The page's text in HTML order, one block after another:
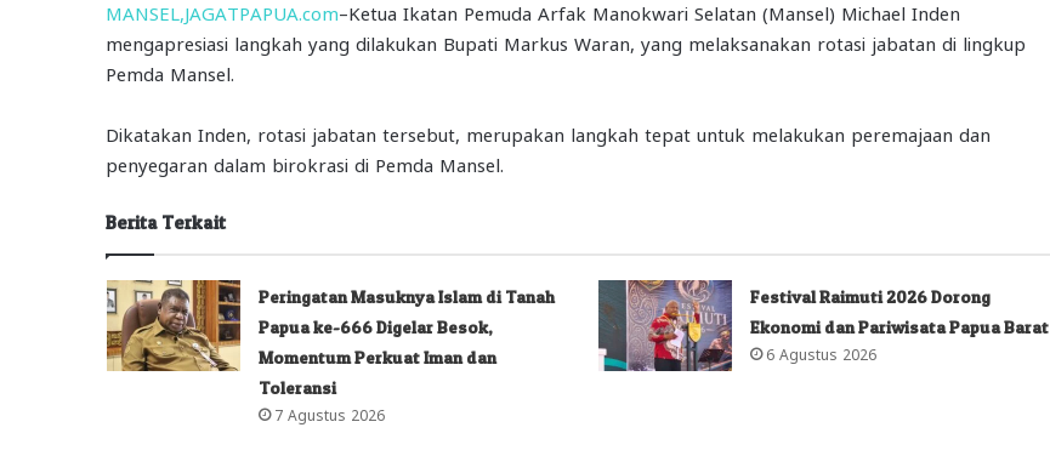
MANSEL,JAGATPAPUA.com–Ketua Ikatan Pemuda Arfak Manokwari Selatan (Mansel) Michael Inden
mengapresiasi langkah yang dilakukan Bupati Markus Waran, yang melaksanakan rotasi jabatan di lingkup
Pemda Mansel.
Dikatakan Inden, rotasi jabatan tersebut, merupakan langkah tepat untuk melakukan peremajaan dan
penyegaran dalam birokrasi di Pemda Mansel.
Berita Terkait
Peringatan Masuknya Islam di Tanah
Papua ke-666 Digelar Besok,
Momentum Perkuat Iman dan
Toleransi
7 Agustus 2026
Festival Raimuti 2026 Dorong
Ekonomi dan Pariwisata Papua Barat
6 Agustus 2026